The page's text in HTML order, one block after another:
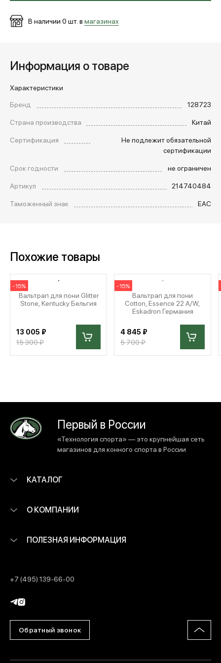
В наличии 0 шт. в магазинах
Информация о товаре
Характеристики
Бренд
128723
Страна производства
Китай
Сертификация
Не подлежит обязательной
сертификации
Срок годности
не ограничен
Артикул
214740484
Таможенный знак
EAC
Похожие товары
-15%
Вальтрап для пони Glitter
Stone, Kentucky Бельгия
13 005 ₽
15 300 ₽
-15%
Вальтрап для пони
Cotton, Essence 22 A/W,
Eskadron Германия
4 845 ₽
5 700 ₽
Первый в России
«Технология спорта» — это крупнейшая сеть
магазинов для конного спорта в России
КАТАЛОГ
О КОМПАНИИ
ПОЛЕЗНАЯ ИНФОРМАЦИЯ
+7 (495) 139-66-00
Обратный звонок